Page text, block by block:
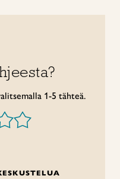
1-5 tähteä.